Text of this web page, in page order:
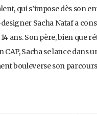
qui s’impose dès son
Sacha Nataf a
ans. Son père, bien que
Sacha se lance dans
bouleverse son